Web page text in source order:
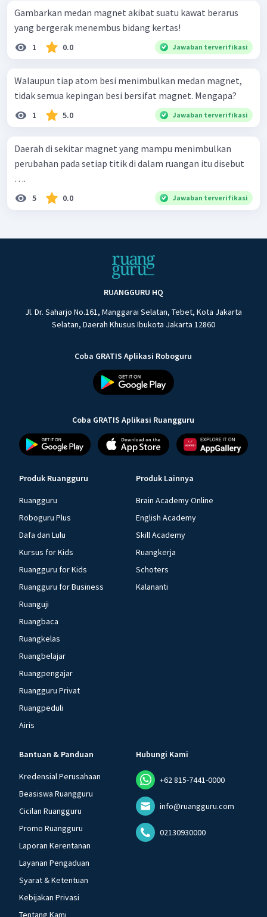
Gambarkan medan magnet akibat suatu kawat berarus
yang bergerak menembus bidang kertas!
1 0.0 Jawaban terverifikasi
Walaupun tiap atom besi menimbulkan medan magnet,
tidak semua kepingan besi bersifat magnet. Mengapa?
1 5.0 Jawaban terverifikasi
Daerah di sekitar magnet yang mampu menimbulkan
perubahan pada setiap titik di dalam ruangan itu disebut
….
5 0.0 Jawaban terverifikasi
RUANGGURU HQ
Jl. Dr. Saharjo No.161, Manggarai Selatan, Tebet, Kota Jakarta
Selatan, Daerah Khusus Ibukota Jakarta 12860
Coba GRATIS Aplikasi Roboguru
Coba GRATIS Aplikasi Ruangguru
Produk Ruangguru
Ruangguru
Roboguru Plus
Dafa dan Lulu
Kursus for Kids
Ruangguru for Kids
Ruangguru for Business
Ruanguji
Ruangbaca
Ruangkelas
Ruangbelajar
Ruangpengajar
Ruangguru Privat
Ruangpeduli
Airis
Produk Lainnya
Brain Academy Online
English Academy
Skill Academy
Ruangkerja
Schoters
Kalananti
Bantuan & Panduan
Kredensial Perusahaan
Beasiswa Ruangguru
Cicilan Ruangguru
Promo Ruangguru
Laporan Kerentanan
Layanan Pengaduan
Syarat & Ketentuan
Kebijakan Privasi
Tentang Kami
Hubungi Kami
+62 815-7441-0000
info@ruangguru.com
02130930000